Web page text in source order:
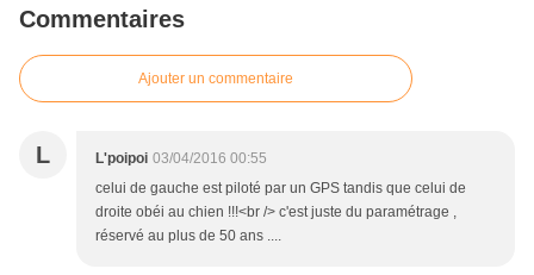
Commentaires
Ajouter un commentaire
L L'poipoi 03/04/2016 00:55
celui de gauche est piloté par un GPS tandis que celui de
droite obéi au chien !!!<br /> c'est juste du paramétrage ,
réservé au plus de 50 ans ....